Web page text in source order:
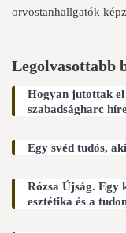
orvostanhallgatók
Legolvasottabb
Hogyan jutottak el
szabadságharc
Egy svéd tudós,
Rózsa Újság. Egy
esztétika és a